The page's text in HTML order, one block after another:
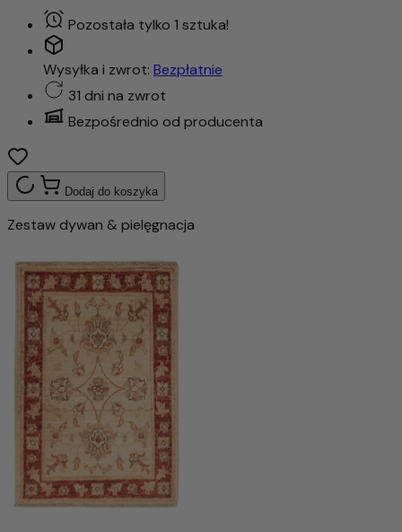
Pozostała tylko 1 sztuka!
Wysyłka i zwrot: Bezpłatnie
31 dni na zwrot
Bezpośrednio od producenta
Dodaj do koszyka
Zestaw dywan & pielęgnacja